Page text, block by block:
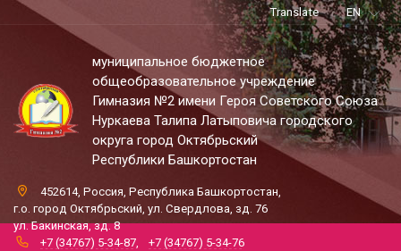
Translate EN
муниципальное бюджетное
общеобразовательное учреждение
Гимназия №2 имени Героя Советского Союза
Нуркаева Талипа Латыповича городского
округа город Октябрьский
Республики Башкортостан
452614, Россия, Республика Башкортостан,
г.о. город Октябрьский, ул. Свердлова, зд. 76
ул. Бакинская, зд. 8
+7 (34767) 5-34-87
+7 (34767) 5-34-76